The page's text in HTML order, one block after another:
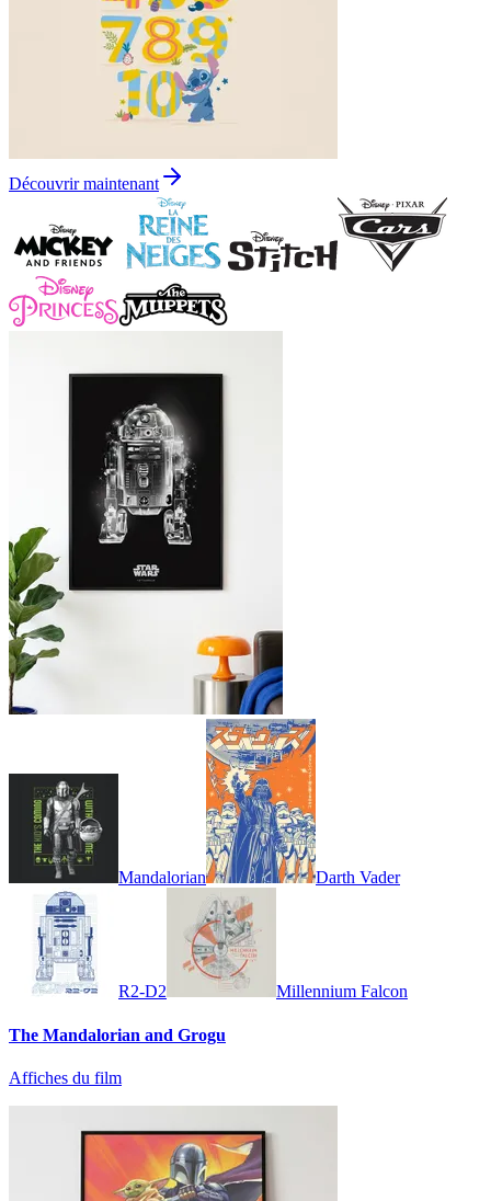
Découvrir maintenant
Mandalorian Darth Vader
R2-D2 Millennium Falcon
The Mandalorian and Grogu
Affiches du film